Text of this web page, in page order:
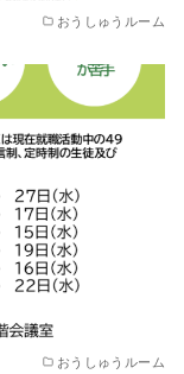
おうしゅうルーム
おうしゅうルーム